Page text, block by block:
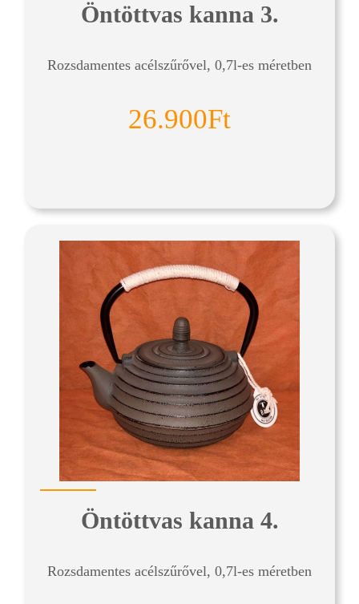
Öntöttvas kanna 3.
Rozsdamentes acélszűrővel, 0,7l-es méretben
26.900Ft
Öntöttvas kanna 4.
Rozsdamentes acélszűrővel, 0,7l-es méretben